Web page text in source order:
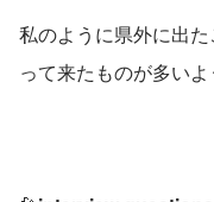
私のように県外に出
って来たものが多いよ